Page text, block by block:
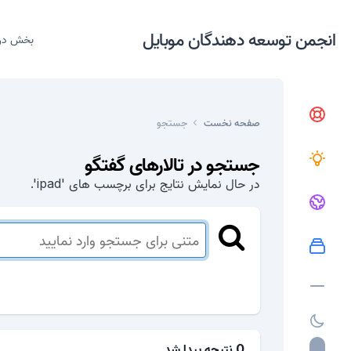
انجمن توسعه دهندگان موبایل بخش
صفحه نخست جستجو
جستجو در تالارهای گفتگو
در حال نمایش نتایج برای برچسب های 'ipad'.